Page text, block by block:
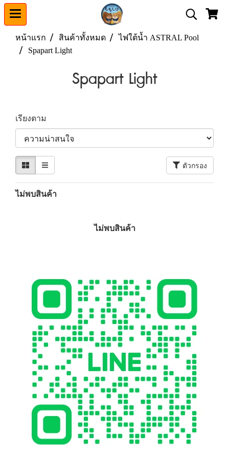
หน้าแรก สินค้าทั้งหมด
ไฟใต้น้ำ ASTRAL Pool
Spapart Light
Spapart Light
เรียงตาม
ตัวกรอง
ไม่พบสินค้า
ไม่พบสินค้า